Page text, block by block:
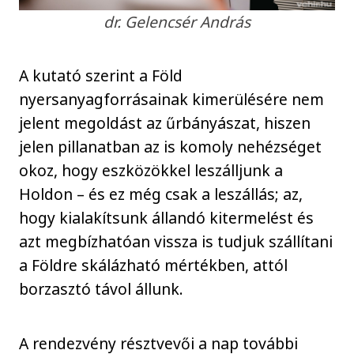
dr. Gelencsér András
A kutató szerint a Föld
nyersanyagforrásainak kimerülésére nem
jelent megoldást az űrbányászat, hiszen
jelen pillanatban az is komoly nehézséget
okoz, hogy eszközökkel leszálljunk a
Holdon – és ez még csak a leszállás; az,
hogy kialakítsunk állandó kitermelést és
azt megbízhatóan vissza is tudjuk szállítani
a Földre skálázható mértékben, attól
borzasztó távol állunk.
A rendezvény résztvevői a nap további